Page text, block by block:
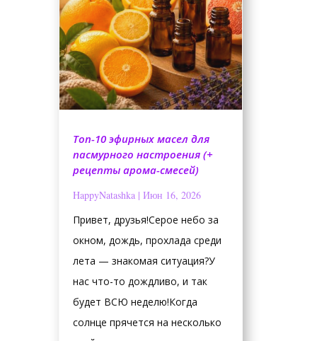
Топ-10 эфирных масел для
пасмурного настроения (+
рецепты арома-смесей)
HappyNatashka| Июн 16, 2026
Привет, друзья!Серое небо за
окном, дождь, прохлада среди
лета — знакомая ситуация?У
нас что-то дождливо, и так
будет ВСЮ неделю!Когда
солнце прячется на несколько